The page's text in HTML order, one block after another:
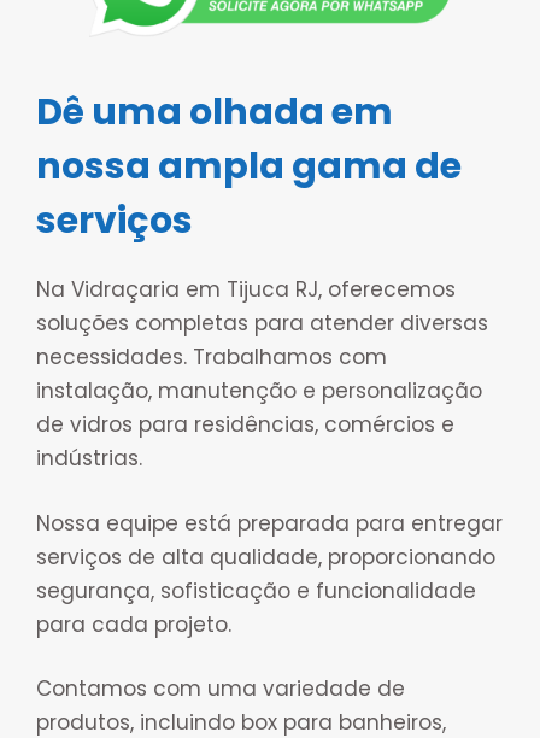
Dê uma olhada em
nossa ampla gama de
serviços
Na Vidraçaria em Tijuca RJ, oferecemos
soluções completas para atender diversas
necessidades. Trabalhamos com
instalação, manutenção e personalização
de vidros para residências, comércios e
indústrias.
Nossa equipe está preparada para entregar
serviços de alta qualidade, proporcionando
segurança, sofisticação e funcionalidade
para cada projeto.
Contamos com uma variedade de
produtos, incluindo box para banheiros,